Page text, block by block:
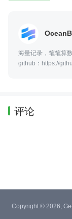
海量记录，笔笔算数
github：https://
评论
Copyright © 2026,